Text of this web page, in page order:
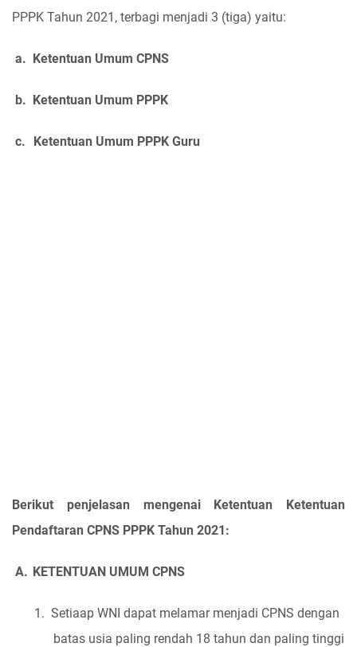
PPPK Tahun 2021, terbagi menjadi 3 (tiga) yaitu:
a. Ketentuan Umum CPNS
b. Ketentuan Umum PPPK
c. Ketentuan Umum PPPK Guru
Berikut penjelasan mengenai Ketentuan Ketentuan
Pendaftaran CPNS PPPK Tahun 2021:
A. KETENTUAN UMUM CPNS
1. Setiaap WNI dapat melamar menjadi CPNS dengan
batas usia paling rendah 18 tahun dan paling tinggi